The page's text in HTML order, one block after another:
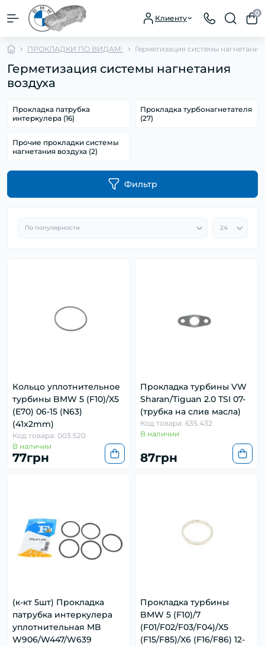
Клиенту
0
ПРОКЛАДКИ ПО ВИДАМ: Герметизация системы нагнетания
Герметизация системы нагнетания
воздуха
Прокладка патрубка
интеркулера (16)
Прокладка турбонагнетателя
(27)
Прочие прокладки системы
нагнетания воздуха (2)
Фильтр
Кольцо уплотнительное
турбины BMW 5 (F10)/X5
(E70) 06-15 (N63)
(41x2mm)
Код товара: 003.520
В наличии
77грн
Прокладка турбины VW
Sharan/Tiguan 2.0 TSI 07-
(трубка на слив масла)
Код товара: 635.432
В наличии
87грн
(к-кт 5шт) Прокладка
патрубка интеркулера
уплотнительная MB
W906/W447/W639
Прокладка турбины
BMW 5 (F10)/7
(F01/F02/F03/F04)/X5
(F15/F85)/X6 (F16/F86) 12-